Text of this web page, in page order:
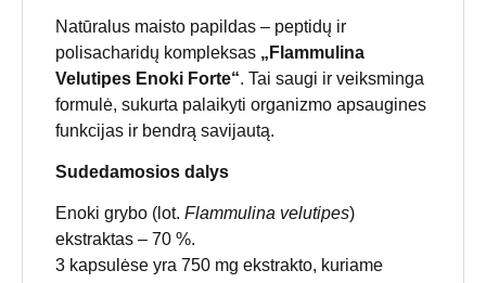
Natūralus maisto papildas – peptidų ir
polisacharidų kompleksas „Flammulina
Velutipes Enoki Forte“. Tai saugi ir veiksminga
formulė, sukurta palaikyti organizmo apsaugines
funkcijas ir bendrą savijautą.
Sudedamosios dalys
Enoki grybo (lot. Flammulina velutipes)
ekstraktas – 70 %.
3 kapsulėse yra 750 mg ekstrakto, kuriame